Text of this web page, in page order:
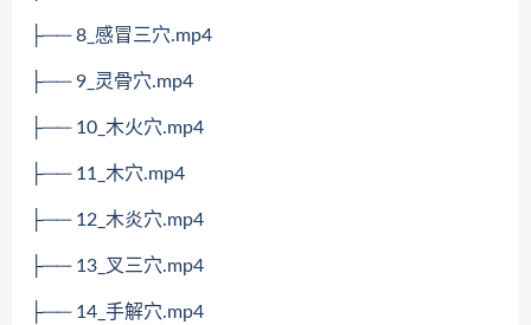
├── 8_感冒三穴.mp4
├── 9_灵骨穴.mp4
├── 10_木火穴.mp4
├── 11_木穴.mp4
├── 12_木炎穴.mp4
├── 13_叉三穴.mp4
├── 14_手解穴.mp4